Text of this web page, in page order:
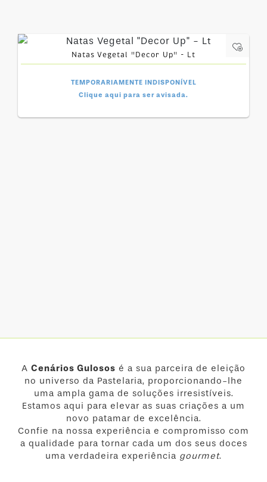
Natas Vegetal "Decor Up" - Lt
TEMPORARIAMENTE INDISPONÍVEL
Clique aqui para ser avisada.
A Cenários Gulosos é a sua parceira de eleição
no universo da Pastelaria, proporcionando-lhe
uma ampla gama de soluções irresistíveis.
Estamos aqui para elevar as suas criações a um
novo patamar de excelência.
Confie na nossa experiência e compromisso com
a qualidade para tornar cada um dos seus doces
uma verdadeira experiência gourmet.